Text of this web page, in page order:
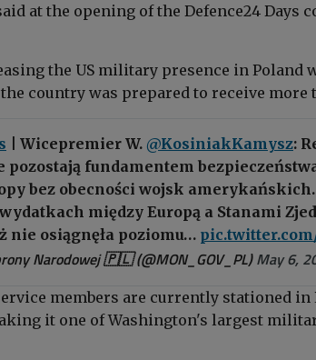
at the opening of the Defence24 Days
the US military presence in Poland
country was prepared to receive more
| Wicepremier W. @KosiniakKamysz:
fundamentem
bez obecności wojsk amerykańskich.
między Europą a Stanami
nie osiągnęła poziomu…
Narodowej 🇵🇱 (@MON_GOV_PL)May 6,
members are currently stationed in
it one of Washington's largest